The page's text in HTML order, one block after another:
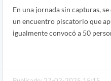
En una jornada sin capturas,
un encuentro piscatorio que
igualmente convocó a 50